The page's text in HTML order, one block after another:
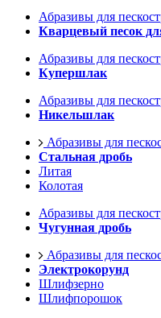
Абразивы для
Кварцевый песок
Абразивы для
Купершлак
Абразивы для
Никельшлак
Абразивы для
Стальная дробь
Литая
Колотая
Абразивы для
Чугунная дробь
Абразивы для
Электрокорунд
Шлифзерно
Шлифпорошок